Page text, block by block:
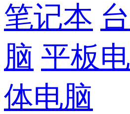
笔记本
脑 平板
体电脑